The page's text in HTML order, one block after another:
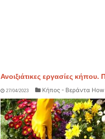
Ανοιξιάτικες εργασίες κήπου.
27/04/2023 Κήπος - Βεράντα